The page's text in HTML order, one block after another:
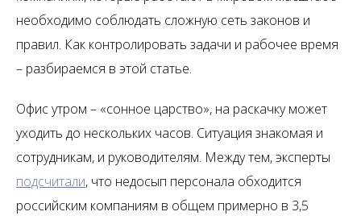
необходимо соблюдать сложную сеть законов и
правил. Как контролировать задачи и рабочее время
– разбираемся в этой статье.
Офис утром – «сонное царство», на раскачку может
уходить до нескольких часов. Ситуация знакомая и
сотрудникам, и руководителям. Между тем, эксперты
подсчитали, что недосып персонала обходится
российским компаниям в общем примерно в 3,5